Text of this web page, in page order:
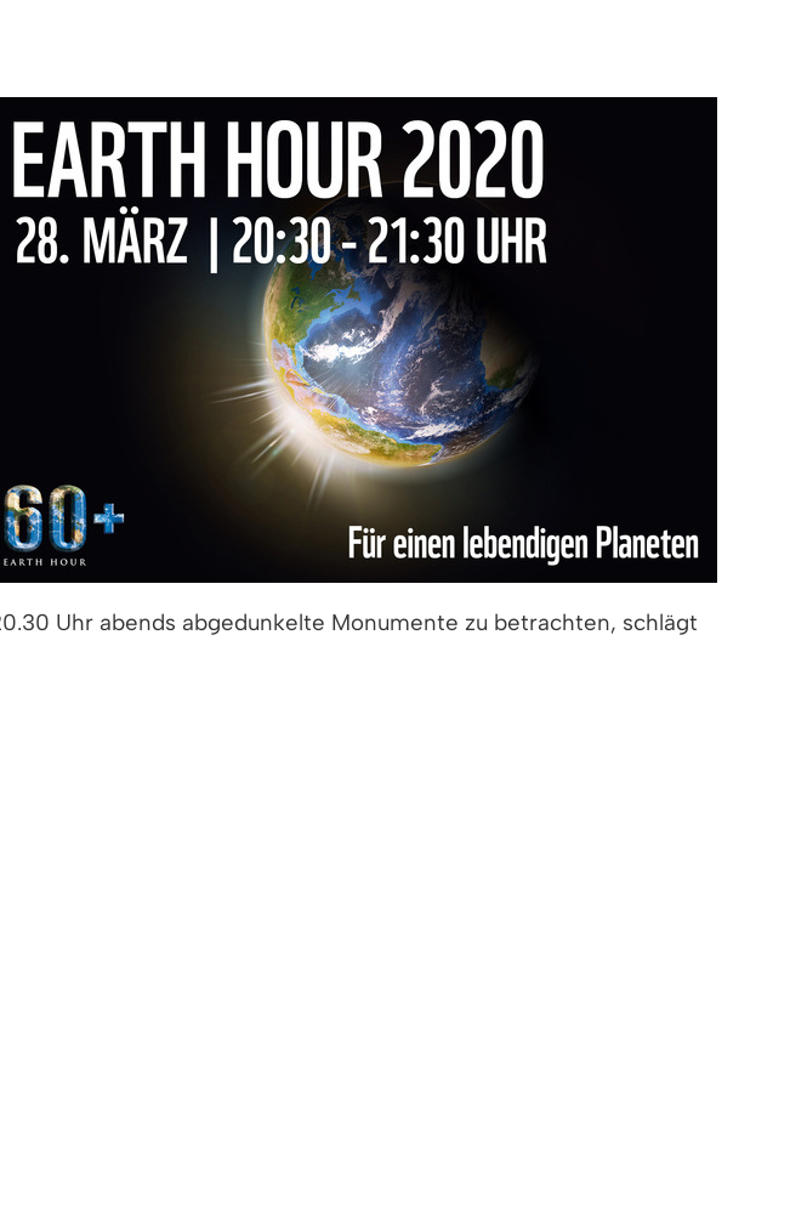
Uhr abends abgedunkelte Monumente zu betrachten, schlägt